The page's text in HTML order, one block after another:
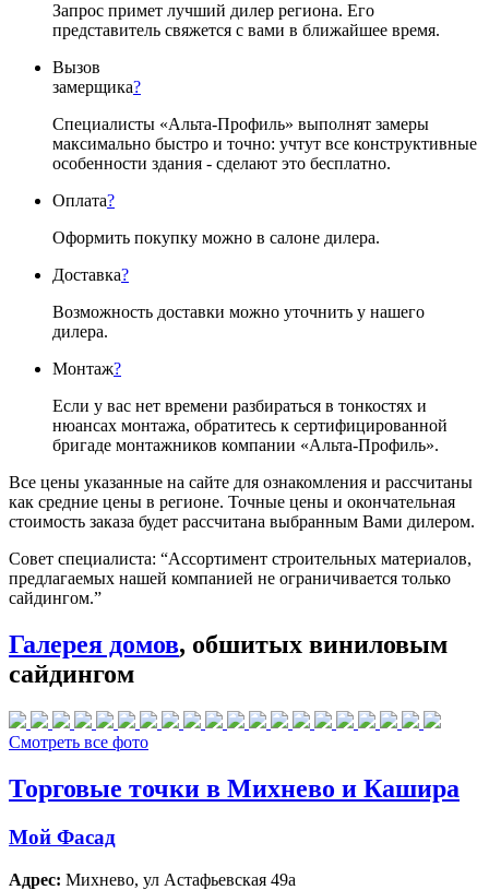
Запрос примет лучший дилер региона. Его
представитель свяжется с вами в ближайшее время.
Вызов
замерщика?
Специалисты «Альта-Профиль» выполнят замеры
максимально быстро и точно: учтут все конструктивные
особенности здания - сделают это бесплатно.
Оплата?
Оформить покупку можно в салоне дилера.
Доставка?
Возможность доставки можно уточнить у нашего
дилера.
Монтаж?
Если у вас нет времени разбираться в тонкостях и
нюансах монтажа, обратитесь к сертифицированной
бригаде монтажников компании «Альта-Профиль».
Все цены указанные на сайте для ознакомления и рассчитаны
как средние цены в регионе. Точные цены и окончательная
стоимость заказа будет рассчитана выбранным Вами дилером.
Совет специалиста: “Ассортимент строительных материалов,
предлагаемых нашей компанией не ограничивается только
сайдингом.”
Галерея домов, обшитых виниловым
сайдингом
Смотреть все фото
Торговые точки в Михнево и Кашира
Мой Фасад
Адрес: Михнево, ул Астафьевская 49а